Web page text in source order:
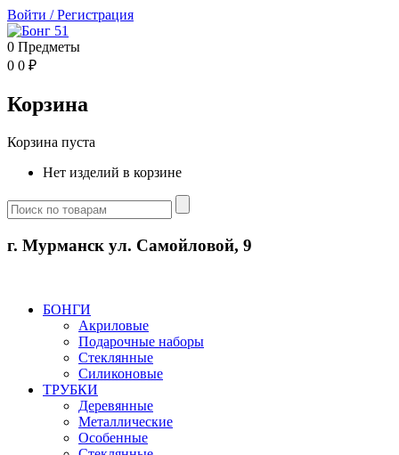
Войти /Регистрация
0 Предметы
0 0 ₽
Корзина
Корзина пуста
Нет изделий в корзине
г. Мурманск ул. Самойловой, 9
БОНГИ
Акриловые
Подарочные наборы
Стеклянные
Силиконовые
ТРУБКИ
Деревянные
Металлические
Особенные